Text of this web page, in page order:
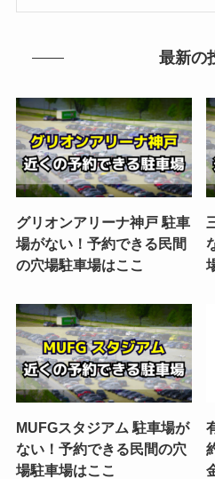
最新の
グリオンアリーナ神戸 駐車
場がない！予約できる民間
の穴場駐車場はここ
MUFGスタジアム 駐車場が
ない！予約できる民間の穴
場駐車場はここ